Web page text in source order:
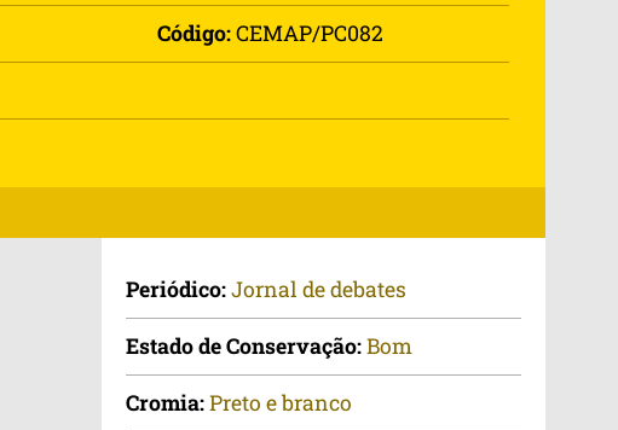
Código:CEMAP/PC082
Periódico:Jornal de debates
Estado de Conservação:Bom
Cromia:Preto e branco